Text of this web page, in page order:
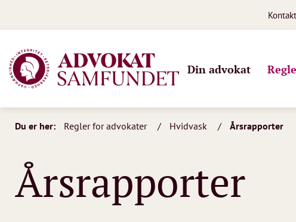
Kontakt
Din advokat
Du er her: Regler for advokater Hvidvask Årsrapporter
Årsrapporter